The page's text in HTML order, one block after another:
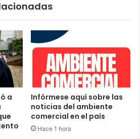
a
Infórmese aquí sobre las
noticias del ambiente
comercial en el país
Hace 1 hora